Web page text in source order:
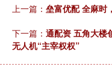
上一篇： 垒富优配 全麻时
下一篇： 通配资 五角大楼
无人机“主宰权权”